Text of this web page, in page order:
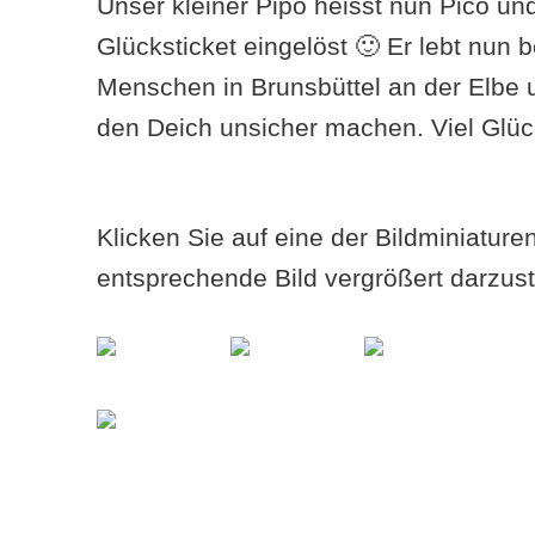
Glücksticket eingelöst 🙂 Er lebt nun
Menschen in Brunsbüttel an der Elbe
den Deich unsicher machen. Viel
Klicken Sie auf eine der
entsprechende Bild vergrößert